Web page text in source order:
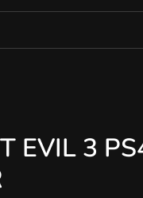
EVIL 3